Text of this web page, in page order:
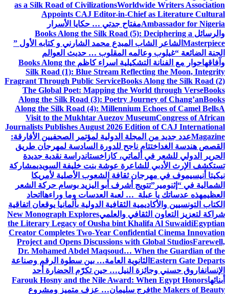
as a Silk Road of CivilizationsWorldwide Writers Association
Appoints CAJ Editor-in-Chief as Literature Cultural
Ambassador for Nigeriaمفتاح جدتي … حكايا الأسرار
والرسائل Books Along the Silk Road (5): Deciphering a
Masterpiece الشاعر الشاب المبدع محمد الشارني و كتابه الأول ”
الجنة الضائعة “غيلوب وعالمه المقلوب … حديث العوالم
وآفاقهاحوار مع الفنانة التشكيلية اسراء كاظم Books Along the
Silk Road (1): Blue Stream Reflecting the Moon, Integrity
Fragrant Through Public ServiceBooks Along the Silk Road (2)
The Global Poet: Mapping the World through VerseBooks
Along the Silk Road (3): Poetry Journey of Chang’anBooks
Along the Silk Road (4): Millennium Echoes of Camel BellsA
Visit to the Mukhtar Auezov MuseumCongress of African
Journalists Publishes August 2026 Edition of CAJ International
Magazineعدد جديد من المجلة الدولية لمؤتمر الصحفيين الأفارقة:
القصص هندسة الغد اختتام ناجح للدورة السادسة لمهرجان طريق
الحرير الدولي للشعر في ألماتي، كازاخستاندراسة نقدية جديدة
تستكشف الإرث الأدبي للشاعرة عوشة بنت خليفة السويديمشاركة
نيكيتا أنيسيموف في مهرجان ثقافة الشعوب الأصلية لأمريكا
الشمالية في “إثنومير”تتويج أشرف أبو اليزيد بوسام حركة الشعر
العظيمهذه عدساتك يا عبلة … لعبة العدسات وما وراءها اتحاد
الكتاب التونسيين والأكاديمية الثقافية الدولية بألمانيا يوقعان اتفاقية
شراكة لتعزيز التعاون الثقافي والعلميNew Monograph Explores
the Literary Legacy of Ousha bint Khalifa Al SuwaidiEgyptian
Creator Completes Two-Year Confidential Cinema Innovation
Project and Opens Discussions with Global StudiosFarewell,
Dr. Mohamed Abdel Maqsoud… When the Guardian of the
Eastern Gate Departs الثانوية العامة… بين سطوة الرقم وصناعة
الإنسانفاروق حسني وجائزة النيل… حين تكرّم الحضارة أحد
أبنائهاFarouk Hosny and the Nile Award: When Egypt Honors
the Makers of Beautyفرج سليمان… عزف متميز ومشروع